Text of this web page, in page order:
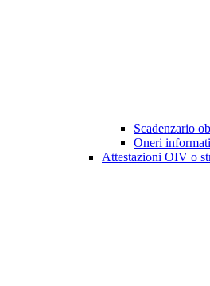
Scadenzario
Oneri
Attestazioni OIV o